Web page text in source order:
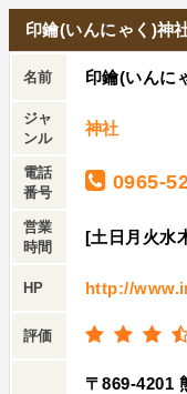
印鑰(いんにゃく)神
名前 印鑰(いんに
ジャ
ンル
神社
電話
番号
0965-
営業
時間
[土日月火水
HP http://
評価
〒869-4201